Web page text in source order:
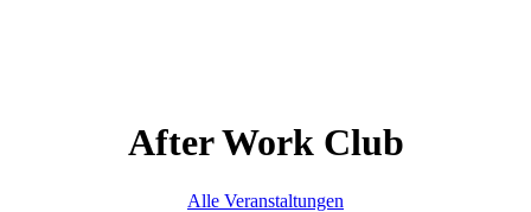
After Work Club
Alle Veranstaltungen